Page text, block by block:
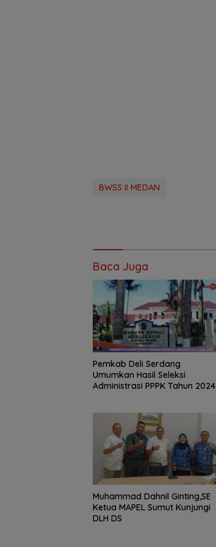
BWSS II MEDAN
Baca Juga
Pemkab Deli Serdang
Umumkan Hasil Seleksi
Administrasi PPPK Tahun 2024
Muhammad Dahnil Ginting,SE
Ketua MAPEL Sumut Kunjungi
DLH DS